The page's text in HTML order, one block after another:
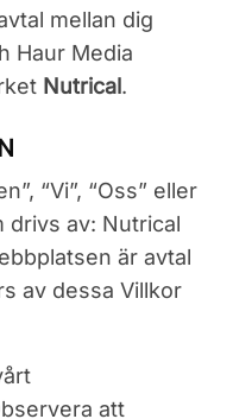
mellan dig
Haur Media
Nutrical.
“Vi”, “Oss” eller
drivs av: Nutrical
är avtal
av dessa Villkor
att